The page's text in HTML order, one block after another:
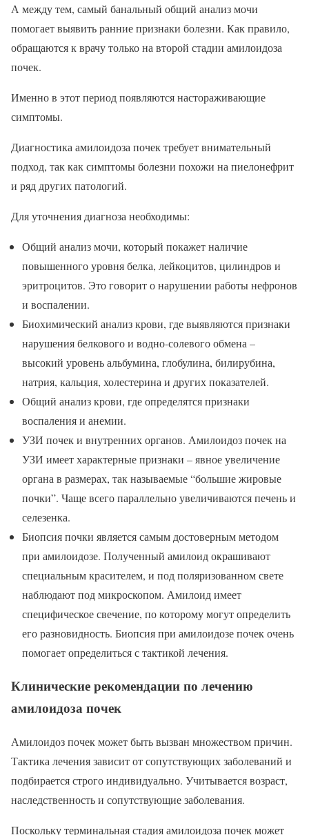
А между тем, самый банальный общий анализ мочи
помогает выявить ранние признаки болезни. Как правило,
обращаются к врачу только на второй стадии амилоидоза
почек.
Именно в этот период появляются настораживающие
симптомы.
Диагностика амилоидоза почек требует внимательный
подход, так как симптомы болезни похожи на пиелонефрит
и ряд других патологий.
Для уточнения диагноза необходимы:
Общий анализ мочи, который покажет наличие
повышенного уровня белка, лейкоцитов, цилиндров и
эритроцитов. Это говорит о нарушении работы нефронов
и воспалении.
Биохимический анализ крови, где выявляются признаки
нарушения белкового и водно-солевого обмена –
высокий уровень альбумина, глобулина, билирубина,
натрия, кальция, холестерина и других показателей.
Общий анализ крови, где определятся признаки
воспаления и анемии.
УЗИ почек и внутренних органов. Амилоидоз почек на
УЗИ имеет характерные признаки – явное увеличение
органа в размерах, так называемые “большие жировые
почки”. Чаще всего параллельно увеличиваются печень и
селезенка.
Биопсия почки является самым достоверным методом
при амилоидозе. Полученный амилоид окрашивают
специальным красителем, и под поляризованном свете
наблюдают под микроскопом. Амилоид имеет
специфическое свечение, по которому могут определить
его разновидность. Биопсия при амилоидозе почек очень
помогает определиться с тактикой лечения.
Клинические рекомендации по лечению
амилоидоза почек
Амилоидоз почек может быть вызван множеством причин.
Тактика лечения зависит от сопутствующих заболеваний и
подбирается строго индивидуально. Учитывается возраст,
наследственность и сопутствующие заболевания.
Поскольку терминальная стадия амилоидоза почек может